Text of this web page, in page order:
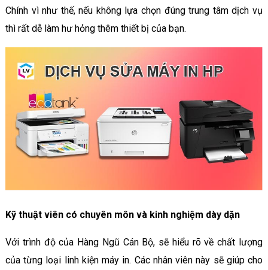
Chính vì như thế, nếu không lựa chọn đúng trung tâm dịch vụ
thì rất dễ làm hư hỏng thêm thiết bị của bạn.
Kỹ thuật viên có chuyên môn và kinh nghiệm dày dặn
Với trình độ của Hàng Ngũ Cán Bộ, sẽ hiểu rõ về chất lượng
của từng loại linh kiện máy in. Các nhân viên này sẽ giúp cho